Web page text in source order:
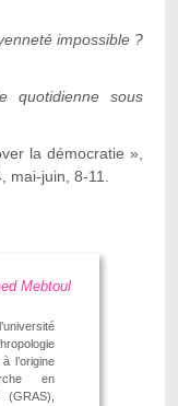
impossible ?
quotidienne sous
la démocratie »,
mai-juin, 8-11.
Mebtoul
l’origine
en